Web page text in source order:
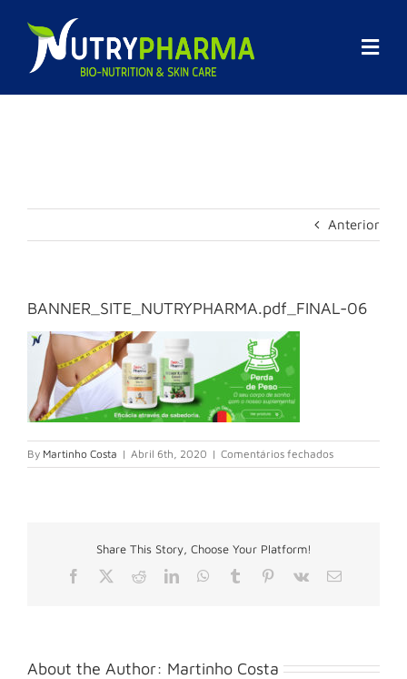
content
Marcas
Cosmética
Anterior
BANNER_SITE_NUTRYPHARMA.pdf_FINAL-06
By Martinho Costa | Abril 6th, 2020 | Comentários fechadosem
Share This Story, Choose Your Platform!
Facebook
RedditLinkedInWhatsApp
Tumblr Pinterest
Vk
Email
About the Author: Martinho Costa